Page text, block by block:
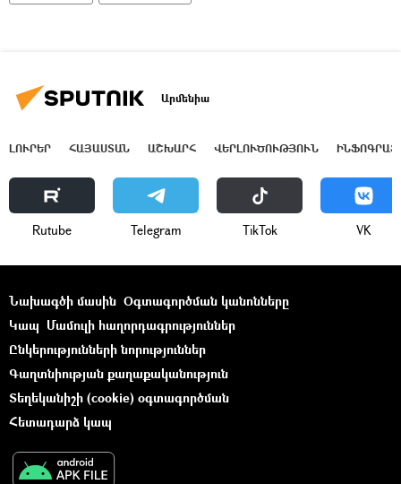
Արմենիա
ԼՈՒՐԵՐ ՀԱՅԱՍՏԱՆ ԱՇԽԱՐՀ ՎԵՐԼՈՒԾՈՒԹՅՈՒՆ
Rutube Telegram ТikТоk VK
Նախագծի մասին Օգտագործման կանոնները
Կապ Մամուլի հաղորդագրություններ
Ընկերությունների նորություններ
Գաղտնիության քաղաքականություն
Տեղեկանիշի (cookie) օգտագործման
Հետադարձ կապ